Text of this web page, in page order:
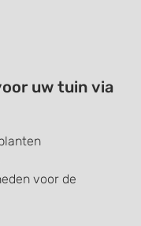
uw tuin via
voor de